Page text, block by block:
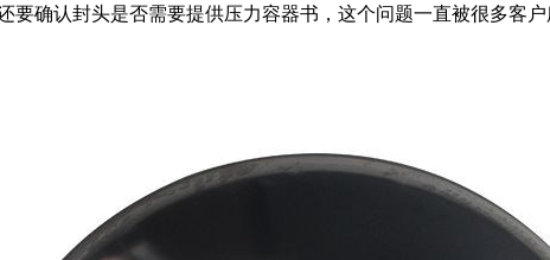
确认封头是否需要提供压力容器书，这个问题一直被很多客